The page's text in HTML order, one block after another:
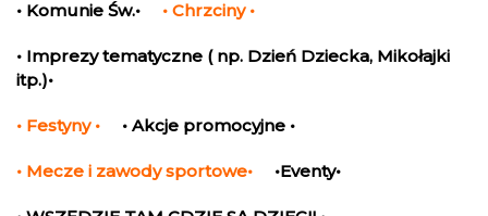
• Komunie Św.• • Chrzciny •
• Imprezy tematyczne ( np. Dzień Dziecka, Mikołajki
itp.)•
• Festyny • • Akcje promocyjne •
• Mecze i zawody sportowe• •Eventy•